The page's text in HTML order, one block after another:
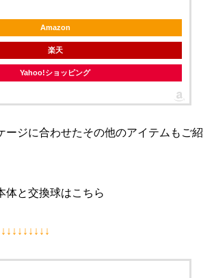
Amazon
楽天
Yahoo!ショッピング
ージに合わせたその他のアイテムもご紹
体と交換球はこちら